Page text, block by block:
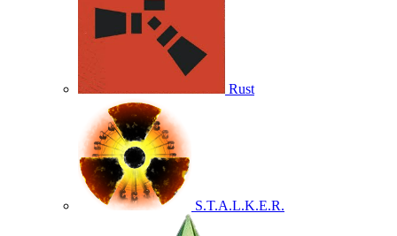
Rust
S.T.A.L.K.E.R.